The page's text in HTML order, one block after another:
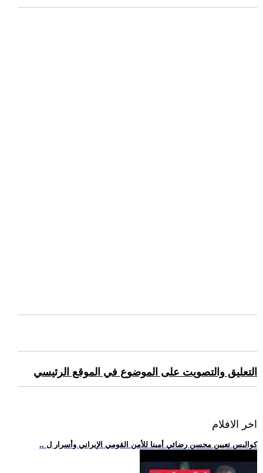
التعليق والتصويت على الموضوع في الموقع الرئيسي
اخر الافلام
.. كواليس تعيين محسن رضائي أمينا للأمن القومي الإيراني وأسرار ل